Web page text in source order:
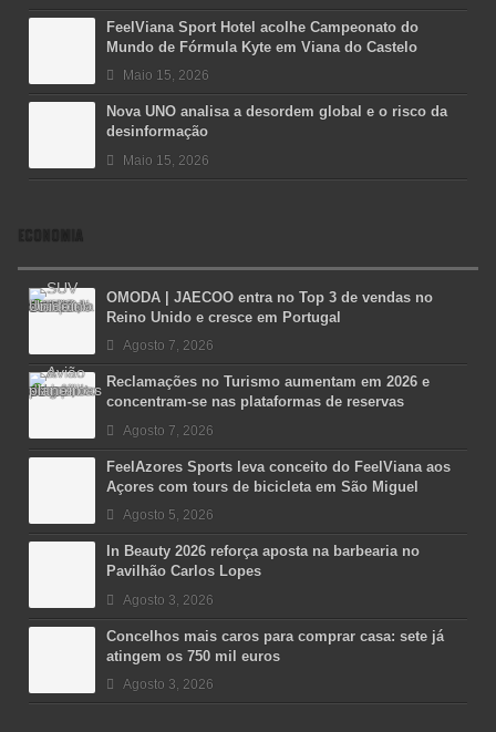
FeelViana Sport Hotel acolhe Campeonato do
Mundo de Fórmula Kyte em Viana do Castelo
Maio 15, 2026
Nova UNO analisa a desordem global e o risco da
desinformação
Maio 15, 2026
ECONOMIA
OMODA | JAECOO entra no Top 3 de vendas no
Reino Unido e cresce em Portugal
Agosto 7, 2026
Reclamações no Turismo aumentam em 2026 e
concentram-se nas plataformas de reservas
Agosto 7, 2026
FeelAzores Sports leva conceito do FeelViana aos
Açores com tours de bicicleta em São Miguel
Agosto 5, 2026
In Beauty 2026 reforça aposta na barbearia no
Pavilhão Carlos Lopes
Agosto 3, 2026
Concelhos mais caros para comprar casa: sete já
atingem os 750 mil euros
Agosto 3, 2026